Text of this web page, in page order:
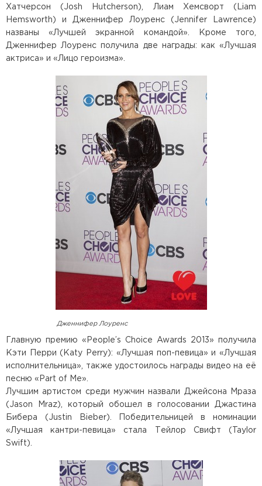
Хатчерсон (Josh Hutcherson), Лиам Хемсворт (Liam
Hemsworth) и Дженнифер Лоуренс (Jennifer Lawrence)
названы «Лучшей экранной командой». Кроме того,
Дженнифер Лоуренс получила две награды: как «Лучшая
актриса» и «Лицо героизма».
Дженнифер Лоуренс
Главную премию «People’s Choice Awards 2013» получила
Кэти Перри (Katy Perry): «Лучшая поп-певица» и «Лучшая
исполнительница», также удостоилось награды видео на её
песню «Part of Me».
Лучшим артистом среди мужчин назвали Джейсона Мраза
(Jason Mraz), который обошел в голосовании Джастина
Бибера (Justin Bieber). Победительницей в номинации
«Лучшая кантри-певица» стала Тейлор Свифт (Taylor
Swift).